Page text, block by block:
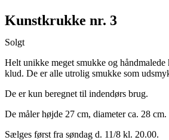
Kunstkrukke nr. 3
Solgt
Helt unikke meget smukke og
klud. De er alle utrolig smukke som
De er kun beregnet til indendørs brug.
De måler højde 27 cm, diameter ca. 28 cm.
Sælges først fra søndag d. 11/8 kl. 20.00.